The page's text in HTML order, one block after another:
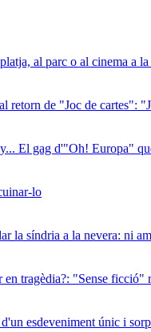
al parc o al cinema a la
retorn de "Joc de cartes":
El gag d'"Oh! Europa"
lo
la síndria a la nevera: ni
tragèdia?: "Sense
esdeveniment únic i